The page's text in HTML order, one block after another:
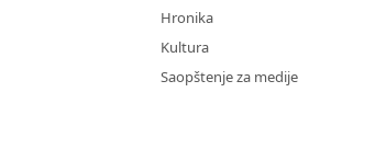
Hronika
Kultura
Saopštenje za medije